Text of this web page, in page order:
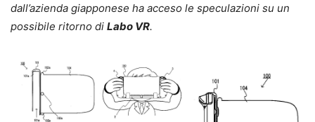
dall’azienda giapponese ha acceso le speculazioni su un
possibile ritorno di Labo VR.